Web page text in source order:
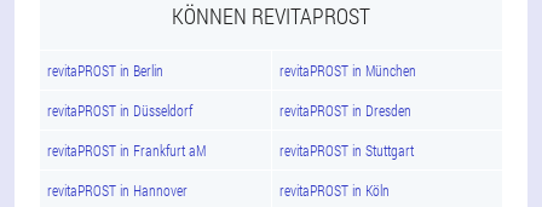
KÖNNEN REVITAPROST
revitaPROST in Berlin revitaPROST in München
revitaPROST in Düsseldorf revitaPROST in Dresden
revitaPROST in Frankfurt aM revitaPROST in Stuttgart
revitaPROST in Hannover revitaPROST in Köln